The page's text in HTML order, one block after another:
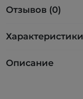
Отзывов (0)
Характеристики
Описание